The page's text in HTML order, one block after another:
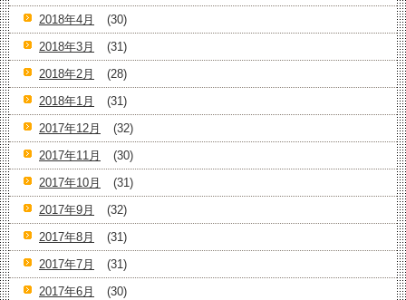
2018年4月
(30)
2018年3月
(31)
2018年2月
(28)
2018年1月
(31)
2017年12月
(32)
2017年11月
(30)
2017年10月
(31)
2017年9月
(32)
2017年8月
(31)
2017年7月
(31)
2017年6月
(30)